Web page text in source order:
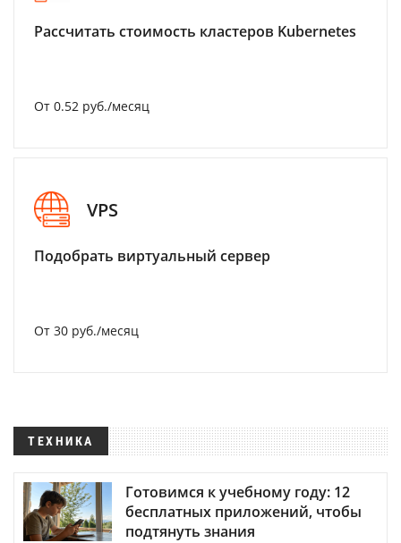
Рассчитать стоимость кластеров Kubernetes
От 0.52 руб./месяц
VPS
Подобрать виртуальный сервер
От 30 руб./месяц
ТЕХНИКА
Готовимся к учебному году: 12
бесплатных приложений, чтобы
подтянуть знания